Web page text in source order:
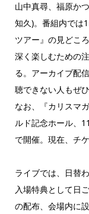
山中真尋、福原か
知久)。番組内では
ツアー』の見どこ
深く楽しむための
る。アーカイブ配
聴できない人もぜ
なお、『カリスマ
ルド記念ホール、
で開催。現在、チ
ライブでは、日替
入場特典として日
の配布、会場内に